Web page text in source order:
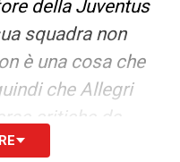
della Juventus
squadra non
è una cosa che
che Allegri
critiche da
una buona